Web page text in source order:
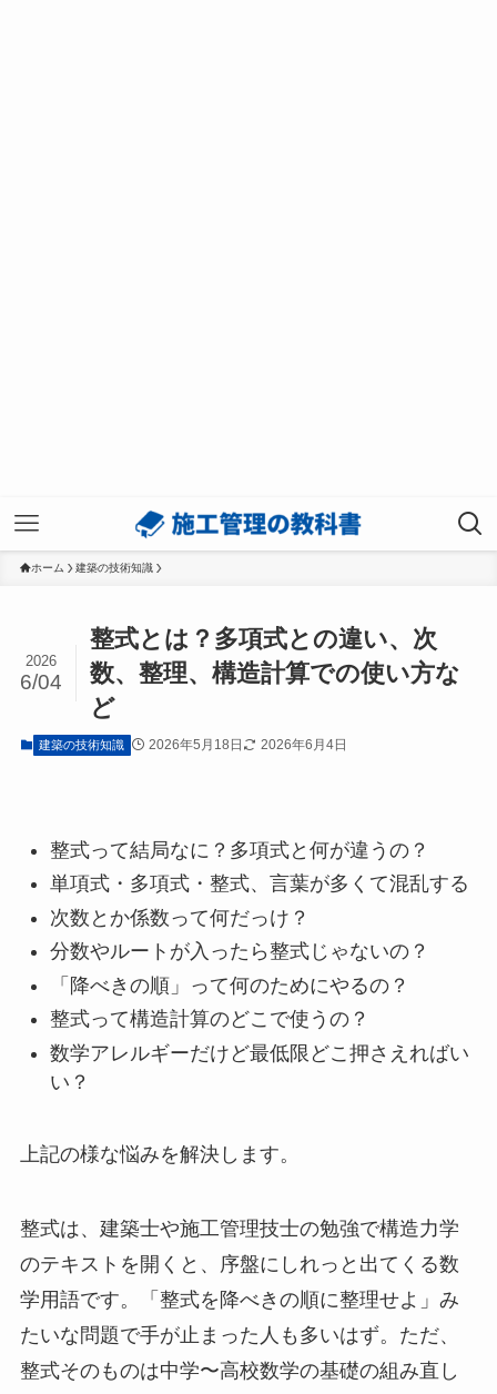
ホーム 建築の技術知識
整式とは？多項式との違い、次
数、整理、構造計算での使い方な
ど
2026
6/04
建築の技術知識 2026年5月18日 2026年6月4日
整式って結局なに？多項式と何が違うの？
単項式・多項式・整式、言葉が多くて混乱する
次数とか係数って何だっけ？
分数やルートが入ったら整式じゃないの？
「降べきの順」って何のためにやるの？
整式って構造計算のどこで使うの？
数学アレルギーだけど最低限どこ押さえればい
い？
上記の様な悩みを解決します。
整式は、建築士や施工管理技士の勉強で構造力学
のテキストを開くと、序盤にしれっと出てくる数
学用語です。「整式を降べきの順に整理せよ」み
たいな問題で手が止まった人も多いはず。ただ、
整式そのものは中学〜高校数学の基礎の組み直し